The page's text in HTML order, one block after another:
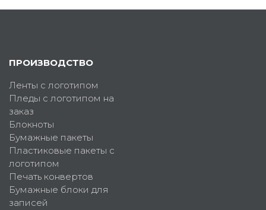
ПРОИЗВОДСТВО
Ленты с логотипом
Пледы с логотипом на
заказ
Блокноты
Бумажные пакеты
Пластиковые пакеты с
логотипом
Печать конвертов
Бумажные блоки для
записей